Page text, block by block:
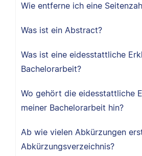
Wie entferne ich eine
Was ist ein Abstract?
Was ist eine eidesstattliche
Bachelorarbeit?
Wo gehört die eidesstattliche
meiner Bachelorarbeit hin?
Ab wie vielen Abkürzungen
Abkürzungsverzeichnis?